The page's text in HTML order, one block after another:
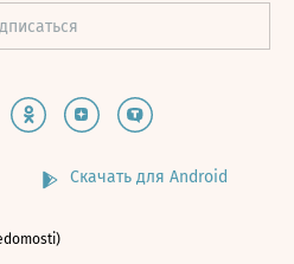
Скачать для Android